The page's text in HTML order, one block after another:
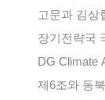
고문과 김상
장기전략국
DG Climate
제6조와 동